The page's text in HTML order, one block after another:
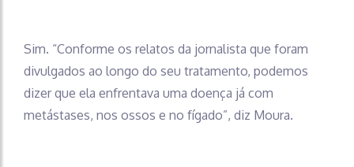
Sim. “Conforme os relatos da jornalista que foram
divulgados ao longo do seu tratamento, podemos
dizer que ela enfrentava uma doença já com
metástases, nos ossos e no fígado”, diz Moura.